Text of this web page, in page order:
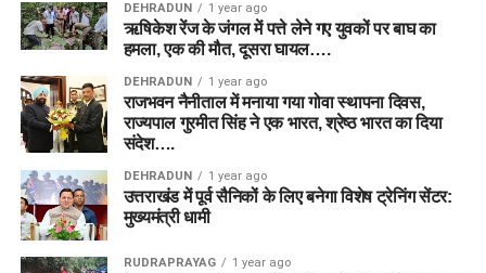
DEHRADUN 1 year ago
ऋषिकेश रेंज के जंगल में पत्ते लेने गए युवकों पर बाघ का
हमला, एक की मौत, दूसरा घायल….
DEHRADUN 1 year ago
राजभवन नैनीताल में मनाया गया गोवा स्थापना दिवस,
राज्यपाल गुरमीत सिंह ने एक भारत, श्रेष्ठ भारत का दिया
संदेश….
DEHRADUN 1 year ago
उत्तराखंड में पूर्व सैनिकों के लिए बनेगा विशेष ट्रेनिंग सेंटर:
मुख्यमंत्री धामी
RUDRAPRAYAG 1 year ago